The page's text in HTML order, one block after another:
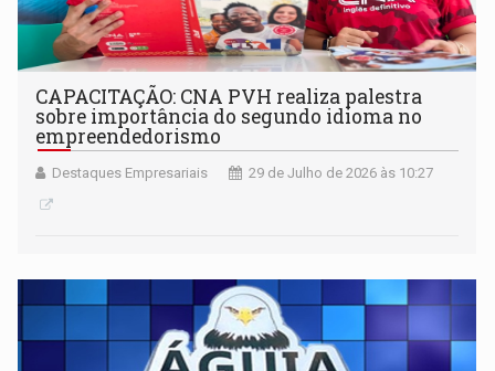
CAPACITAÇÃO: CNA PVH realiza palestra
sobre importância do segundo idioma no
empreendedorismo
Destaques Empresariais 29 de Julho de 2026 às 10:27